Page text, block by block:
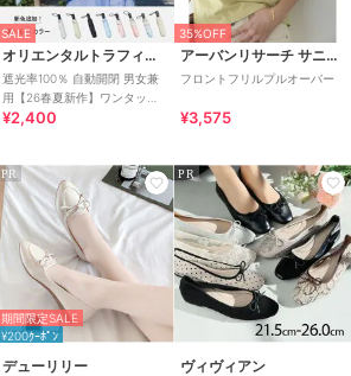
SALE
オリエンタルトラフィック
遮光率100％ 自動開閉 男女兼
用【26春夏新作】ワンタッチ
晴雨兼用 折りたたみ傘 /G-
¥2,400
35%OFF
アーバンリサーチ サニーレーベル
フロントフリルプルオーバー
¥3,575
PR
期間限定SALE
¥200ｸｰﾎﾟﾝ
デューリリー
PR
ヴィヴィアン